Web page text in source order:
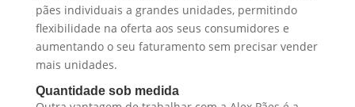
pães individuais a grandes unidades, permitindo
flexibilidade na oferta aos seus consumidores e
aumentando o seu faturamento sem precisar vender
mais unidades.
Quantidade sob medida